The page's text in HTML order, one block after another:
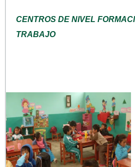
CENTROS DE NIVEL
TRABAJO